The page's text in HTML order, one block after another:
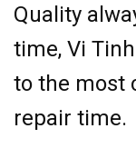
Quality
time, Vi
to the most
repair time.